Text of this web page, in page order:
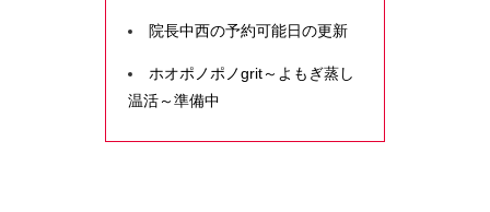
院長中西の予約可能日の更新
ホオポノポノgrit～よもぎ蒸し
温活～準備中